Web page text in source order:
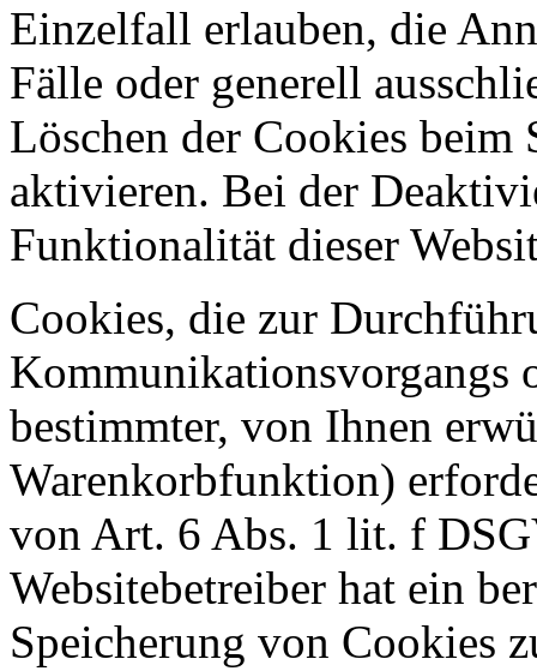
Einzelfall erlauben, die
Fälle oder generell
Löschen der Cookies beim
aktivieren. Bei der
Funktionalität dieser
Cookies, die zur
Kommunikationsvorgangs
bestimmter, von Ihnen
Warenkorbfunktion)
von Art. 6 Abs. 1 lit. f
Websitebetreiber hat ein
Speicherung von Cookies